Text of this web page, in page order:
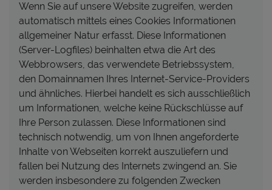
Wenn Sie auf unsere Website zugreifen, werden
automatisch mittels eines Cookies Informationen
allgemeiner Natur erfasst. Diese Informationen
(Server-Logfiles) beinhalten etwa die Art des
Webbrowsers, das verwendete Betriebssystem,
den Domainnamen Ihres Internet-Service-Providers
und ähnliches. Hierbei handelt es sich ausschließlich
um Informationen, welche keine Rückschlüsse auf
Ihre Person zulassen. Diese Informationen sind
technisch notwendig, um von Ihnen angeforderte
Inhalte von Webseiten korrekt auszuliefern und
fallen bei Nutzung des Internets zwingend an. Sie
werden insbesondere zu folgenden Zwecken